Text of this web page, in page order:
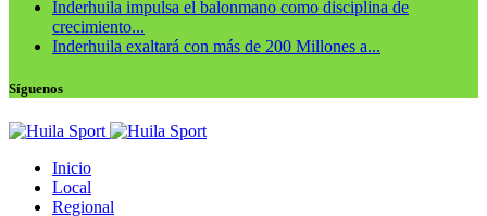
Inderhuila impulsa el balonmano como disciplina de
crecimiento...
Inderhuila exaltará con más de 200 Millones a...
Síguenos
Inicio
Local
Regional